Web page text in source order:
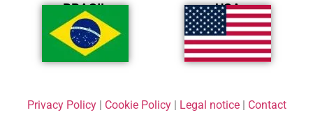
BRASIL USA
Privacy Policy| Cookie Policy| Legal notice| Contact